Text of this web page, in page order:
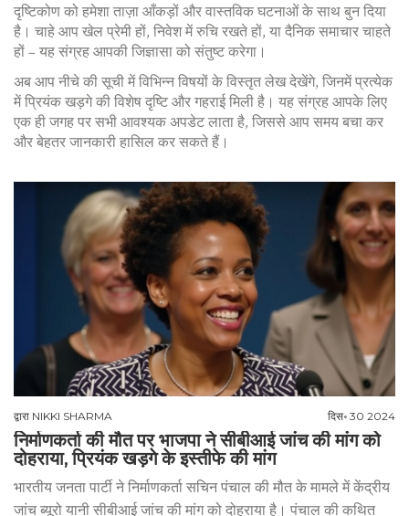
दृष्टिकोण को हमेशा ताज़ा आँकड़ों और वास्तविक घटनाओं के साथ बुन दिया
है। चाहे आप खेल प्रेमी हों, निवेश में रुचि रखते हों, या दैनिक समाचार चाहते
हों – यह संग्रह आपकी जिज्ञासा को संतुष्ट करेगा।
अब आप नीचे की सूची में विभिन्न विषयों के विस्तृत लेख देखेंगे, जिनमें प्रत्येक
में प्रियंक खड़गे की विशेष दृष्टि और गहराई मिली है। यह संग्रह आपके लिए
एक ही जगह पर सभी आवश्यक अपडेट लाता है, जिससे आप समय बचा कर
और बेहतर जानकारी हासिल कर सकते हैं।
द्वारा NIKKI SHARMA दिस॰ 30 2024
निर्माणकर्ता की मौत पर भाजपा ने सीबीआई जांच की मांग को
दोहराया, प्रियंक खड़गे के इस्तीफे की मांग
भारतीय जनता पार्टी ने निर्माणकर्ता सचिन पंचाल की मौत के मामले में केंद्रीय
जांच ब्यूरो यानी सीबीआई जांच की मांग को दोहराया है। पंचाल की कथित